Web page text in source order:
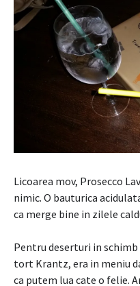
Licoarea mov, Prosecco
nimic. O bauturica
ca merge bine in zilele
Pentru deserturi in
tort Krantz, era in meniu
ca putem lua cate o felie.